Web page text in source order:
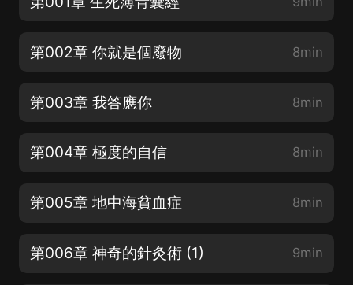
第002章 你就是個廢物 8min
第003章 我答應你 8min
第004章 極度的自信 8min
第005章 地中海貧血症 8min
第006章 神奇的針灸術 (1) 9min